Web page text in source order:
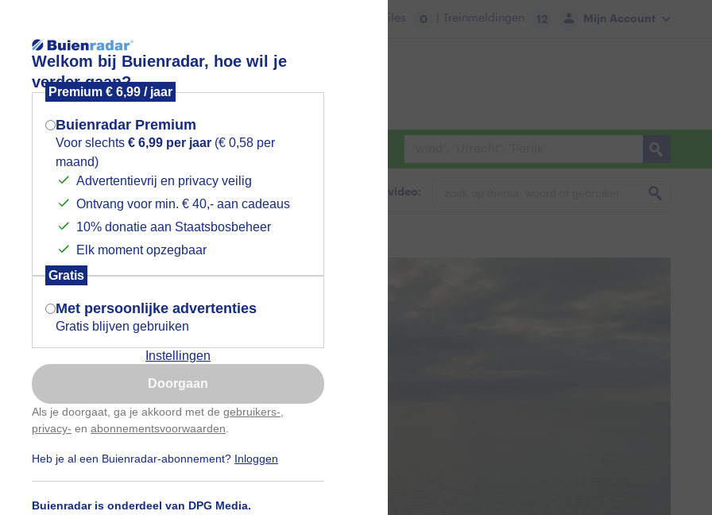
Welkom bij Buienradar, hoe wil je
verder gaan?
Premium € 6,99 / jaar
Buienradar Premium
Voor slechts € 6,99 per jaar (€ 0,58 per
maand)
Advertentievrij en privacy veilig
Ontvang voor min. € 40,- aan cadeaus
10% donatie aan Staatsbosbeheer
Elk moment opzegbaar
Gratis
Met persoonlijke advertenties
Gratis blijven gebruiken
Instellingen
Doorgaan
Als je doorgaat, ga je akkoord met de gebruikers-
privacy- en abonnementsvoorwaarden
Heb je al een Buienradar-abonnement? Inloggen
Buienradar is onderdeel van DPG Media.
Mijn Account
Files 0 | Treinmeldingen 12
Foto en video Weerzine
Zoeken in foto & video:
Mogen we je locatie gebruiken voor
het weer?
Indien je hier nog geen akkoord op hebt
gegeven, verschijnt er zo een pop-up uit
je browser waarin deze toestemming
gevraagd wordt.
Is goed, toon de popup
Nu niet, misschien later
Gebruik je Safari en wil je niet elke dag deze pop-up
Klikhierom dit aan te passen